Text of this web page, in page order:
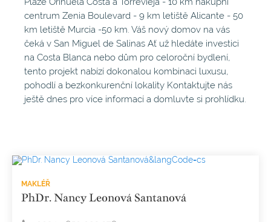
centrum Zenia Boulevard - 9 km letiště Alicante - 50
km letiště Murcia -50 km. Váš nový domov na vás
čeká v San Miguel de Salinas Ať už hledáte investici
na Costa Blanca nebo dům pro celoroční bydlení,
tento projekt nabízí dokonalou kombinaci luxusu,
pohodlí a bezkonkurenční lokality Kontaktujte nás
ještě dnes pro více informací a domluvte si prohlídku.
MAKLÉŘ
PhDr. Nancy Leonová Santanová